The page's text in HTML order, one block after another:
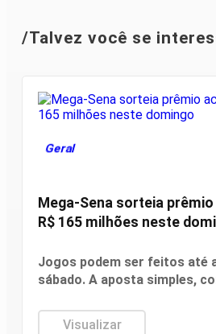
/Talvez você se
Geral
Mega-Sena sorteia
R$ 165 milhões neste
Jogos podem ser feitos até
sábado. A aposta simples,
dezenas, custa R$ 6.
Visualizar